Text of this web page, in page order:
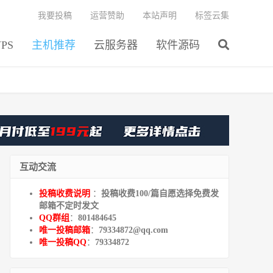
主机推荐 云服务器 软件源码
我要投稿 运营赞助 本站声明 标签云集
互动交流
投稿收费说明 ： 投稿收费100/篇自愿选择免费发
邮箱不定时发文
QQ群组 ： 801484645
唯一投稿邮箱： 79334872@qq.com
唯一投稿QQ： 79334872